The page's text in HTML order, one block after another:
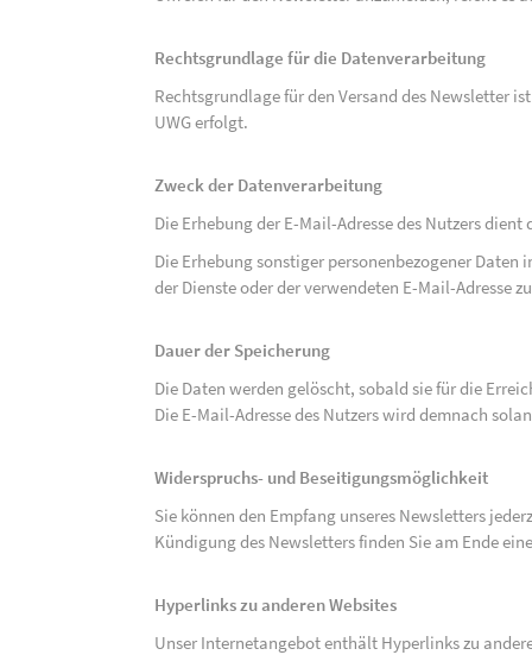
Rechtsgrundlage für die Datenverarbeitung
Rechtsgrundlage für den Versand des Newsletter ist
UWG erfolgt.
Zweck der Datenverarbeitung
Die Erhebung der E-Mail-Adresse des Nutzers
Die Erhebung sonstiger personenbezogener
der Dienste oder der verwendeten E-Mail-Adresse
Dauer der Speicherung
Die Daten werden gelöscht, sobald sie für die
Die E-Mail-Adresse des Nutzers wird demnach
Widerspruchs- und Beseitigungsmöglichkeit
Sie können den Empfang unseres Newsletters
Kündigung des Newsletters finden Sie am Ende
Hyperlinks zu anderen Websites
Unser Internetangebot enthält Hyperlinks zu